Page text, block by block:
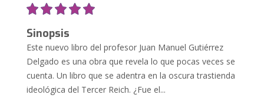
Sinopsis
Este nuevo libro del profesor Juan Manuel Gutiérrez
Delgado es una obra que revela lo que pocas veces se
cuenta. Un libro que se adentra en la oscura trastienda
ideológica del Tercer Reich. ¿Fue el...